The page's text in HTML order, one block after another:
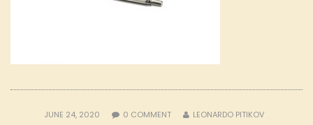
JUNE 24, 2020 0 COMMENT LEONARDO PITIKOV